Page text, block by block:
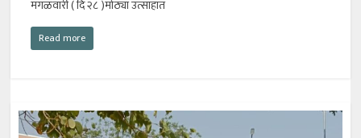
मंगळवारी ( दि २८ )मोठ्या उत्साहात
Read more